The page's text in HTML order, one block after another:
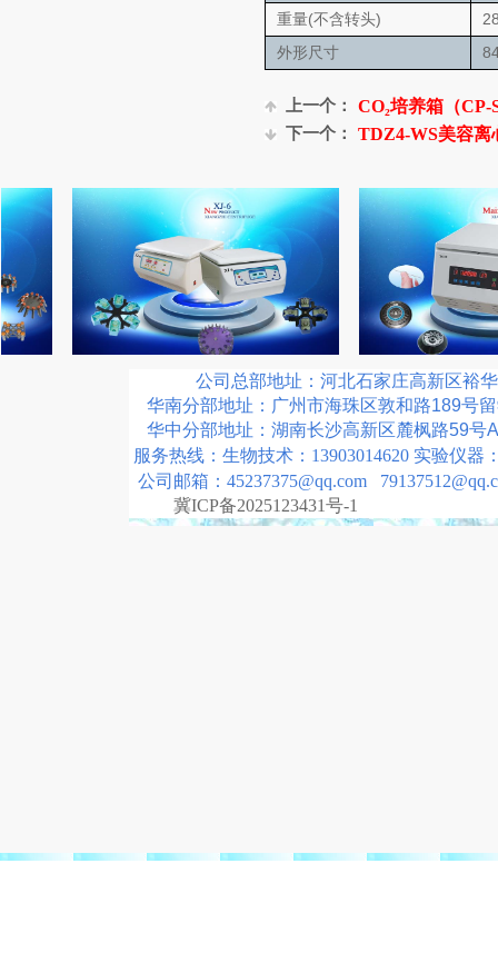
重量(不含转头)
外形尺寸
上一个： CO₂培养箱（CP-
下一个： TDZ4-WS美容离
公司总部地址：河北石家庄高新区裕
华南分部地址：广州市海珠区敦和路189号
华中分部地址：湖南长沙高新区麓枫路59号
服务热线：生物技术：13903014620 实验仪器
公司邮箱：45237375@qq.com
冀ICP备2025123431号-1